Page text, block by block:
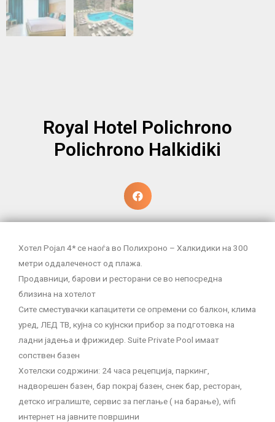
Royal Hotel Polichrono
Polichrono Halkidiki
Хотел Ројал 4* се наоѓа во Полихроно – Халкидики на 300
метри оддалеченост од плажа.
Продавници, барови и ресторани се во непосредна
близина на хотелот
Сите сместувачки капацитети се опремени со балкон, клима
уред, ЛЕД ТВ, кујна со кујнски прибор за подготовка на
ладни јадења и фрижидер. Suite Private Pool имаат
сопствен базен
Хотелски содржини: 24 часа рецепција, паркинг,
надворешен базен, бар покрај базен, снек бар, ресторан,
детско игралиште, сервис за пеглање ( на барање), wifi
интернет на јавните површини